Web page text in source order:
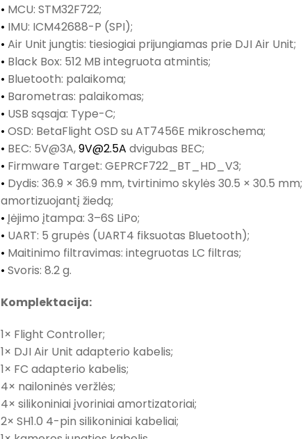
• MCU: STM32F722;
• IMU: ICM42688-P (SPI);
• Air Unit jungtis: tiesiogiai prijungiamas prie DJI Air Unit;
• Black Box: 512 MB integruota atmintis;
• Bluetooth: palaikoma;
• Barometras: palaikomas;
• USB sąsaja: Type-C;
• OSD: BetaFlight OSD su AT7456E mikroschema;
• BEC: 5V@3A,9V@2.5A dvigubas BEC;
• Firmware Target: GEPRCF722_BT_HD_V3;
• Dydis: 36.9 × 36.9 mm, tvirtinimo skylės 30.5 × 30.5
amortizuojantį žiedą;
• Įėjimo įtampa: 3–6S LiPo;
• UART: 5 grupės (UART4 fiksuotas Bluetooth);
• Maitinimo filtravimas: integruotas LC filtras;
• Svoris: 8.2 g.
Komplektacija:
1× Flight Controller;
1× DJI Air Unit adapterio kabelis;
1× FC adapterio kabelis;
4× nailoninės veržlės;
4× silikoniniai įvoriniai amortizatoriai;
2× SH1.0 4-pin silikoniniai kabeliai;